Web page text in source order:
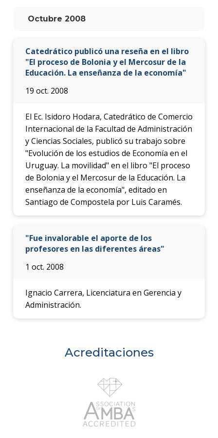
Octubre 2008
Catedrático publicó una reseña en el libro
"El proceso de Bolonia y el Mercosur de la
Educación. La enseñanza de la economía"
19 oct. 2008
El Ec. Isidoro Hodara, Catedrático de Comercio
Internacional de la Facultad de Administración
y Ciencias Sociales, publicó su trabajo sobre
"Evolución de los estudios de Economía en el
Uruguay. La movilidad" en el libro "El proceso
de Bolonia y el Mercosur de la Educación. La
enseñanza de la economía", editado en
Santiago de Compostela por Luis Caramés.
"Fue invalorable el aporte de los
profesores en las diferentes áreas"
1 oct. 2008
Ignacio Carrera, Licenciatura en Gerencia y
Administración.
Acreditaciones